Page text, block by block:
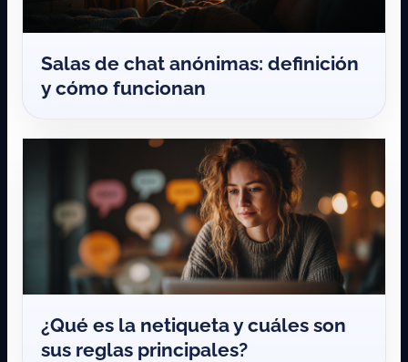
Salas de chat anónimas: definición
y cómo funcionan
¿Qué es la netiqueta y cuáles son
sus reglas principales?